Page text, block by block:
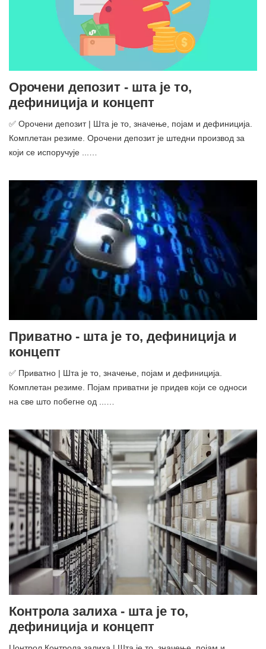
Орочени депозит - шта је то,
дефиниција и концепт
✅ Орочени депозит | Шта је то, значење, појам и дефиниција.
Комплетан резиме. Орочени депозит је штедни производ за
који се испоручује ...…
Приватно - шта је то, дефиниција и
концепт
✅ Приватно | Шта је то, значење, појам и дефиниција.
Комплетан резиме. Појам приватни је придев који се односи
на све што побегне од ...…
Контрола залиха - шта је то,
дефиниција и концепт